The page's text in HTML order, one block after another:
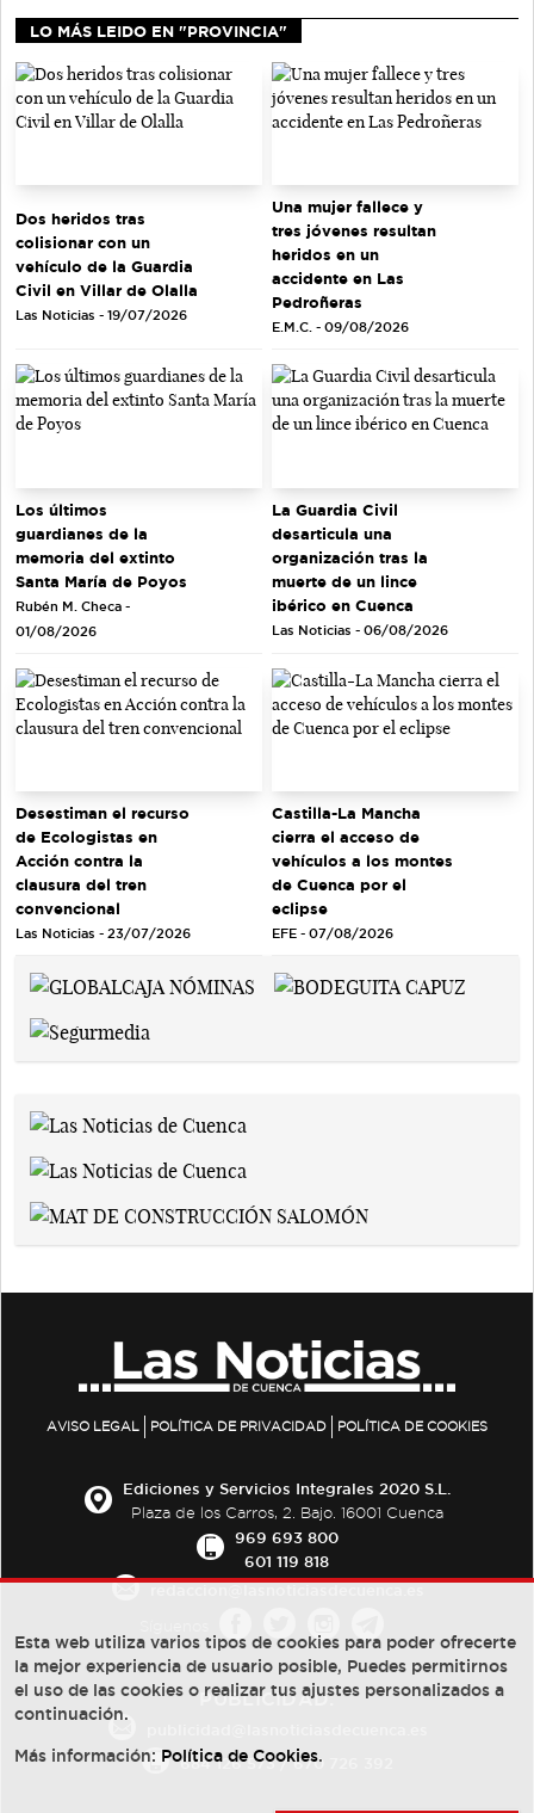
LO MÁS LEIDO EN "PROVINCIA"
Dos heridos tras
colisionar con un
vehículo de la Guardia
Civil en Villar de Olalla
Las Noticias - 19/07/2026
Una mujer fallece y
tres jóvenes resultan
heridos en un
accidente en Las
Pedroñeras
E.M.C. - 09/08/2026
Los últimos
guardianes de la
memoria del extinto
Santa María de Poyos
Rubén M. Checa -
01/08/2026
La Guardia Civil
desarticula una
organización tras la
muerte de un lince
ibérico en Cuenca
Las Noticias - 06/08/2026
Desestiman el recurso
de Ecologistas en
Acción contra la
clausura del tren
convencional
Las Noticias - 23/07/2026
Castilla-La Mancha
cierra el acceso de
vehículos a los montes
de Cuenca por el
eclipse
EFE - 07/08/2026
AVISO LEGAL POLÍTICA DE PRIVACIDAD POLÍTICA DE COOKIES
Ediciones y Servicios Integrales 2020 S.L.
Plaza de los Carros, 2. Bajo. 16001 Cuenca
969 693 800
601 119 818
PUBLICIDAD:
684 126 573/670 726 392
Esta web utiliza varios tipos de cookies para poder ofrecerte
la mejor experiencia de usuario posible, Puedes permitirnos
el uso de las cookies o realizar tus ajustes personalizados a
continuación.
Más información: Política de Cookies.